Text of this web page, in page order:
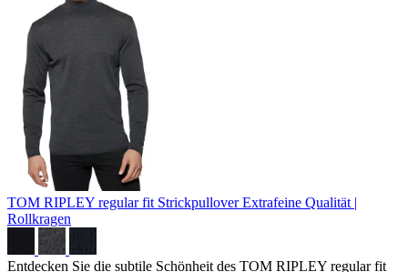
TOM RIPLEY regular fit StrickpulloverExtrafeine Qualität |
Rollkragen
Entdecken Sie die subtile Schönheit des TOM RIPLEY regular fit